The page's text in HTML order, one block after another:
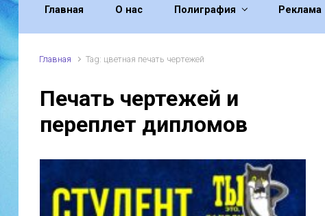
Главная О нас Полиграфия Реклама
Главная Tag: цветная печать чертежей
Печать чертежей и
переплет дипломов